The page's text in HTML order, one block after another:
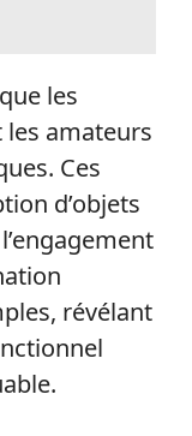
les
amateurs
Ces
d’objets
révélant